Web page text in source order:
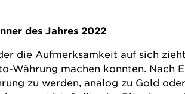
des Jahres 2022
die Aufmerksamkeit auf sich
Währung machen konnten.
zu werden, analog zu Gold